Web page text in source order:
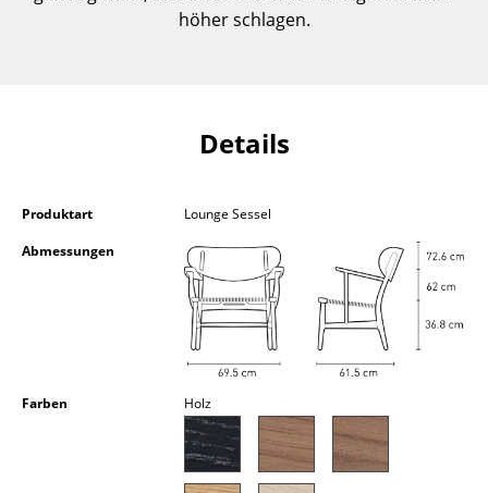
Bücherregale
Barmöbel
Kleinaufbewahrung
... alle Aufbewahrungsmöbel
höher schlagen.
Details
Produktart
Lounge Sessel
Abmessungen
Farben Holz